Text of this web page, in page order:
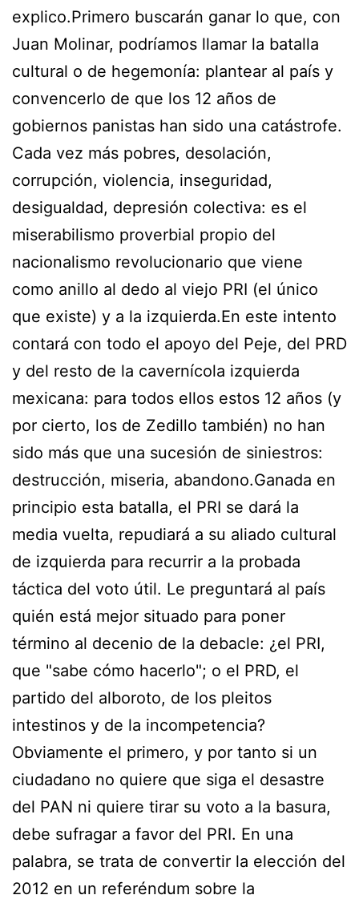
explico.Primero buscarán ganar lo que, con
Juan Molinar, podríamos llamar la batalla
cultural o de hegemonía: plantear al país y
convencerlo de que los 12 años de
gobiernos panistas han sido una catástrofe.
Cada vez más pobres, desolación,
corrupción, violencia, inseguridad,
desigualdad, depresión colectiva: es el
miserabilismo proverbial propio del
nacionalismo revolucionario que viene
como anillo al dedo al viejo PRI (el único
que existe) y a la izquierda.En este intento
contará con todo el apoyo del Peje, del PRD
y del resto de la cavernícola izquierda
mexicana: para todos ellos estos 12 años (y
por cierto, los de Zedillo también) no han
sido más que una sucesión de siniestros:
destrucción, miseria, abandono.Ganada en
principio esta batalla, el PRI se dará la
media vuelta, repudiará a su aliado cultural
de izquierda para recurrir a la probada
táctica del voto útil. Le preguntará al país
quién está mejor situado para poner
término al decenio de la debacle: ¿el PRI,
que "sabe cómo hacerlo"; o el PRD, el
partido del alboroto, de los pleitos
intestinos y de la incompetencia?
Obviamente el primero, y por tanto si un
ciudadano no quiere que siga el desastre
del PAN ni quiere tirar su voto a la basura,
debe sufragar a favor del PRI. En una
palabra, se trata de convertir la elección del
2012 en un referéndum sobre la